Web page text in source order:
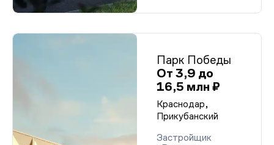
Парк Победы
От 3,9 до
16,5 млн ₽
Краснодар,
Прикубанский
Застройщик